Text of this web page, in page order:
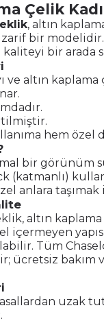
Çelik
, altın
bir
kaliteyi bir arada
ve altın
hem özel
bir görünüm
(katmanlı)
anlara
altın
içermeyen
Tüm
ücretsiz bakım
uzak